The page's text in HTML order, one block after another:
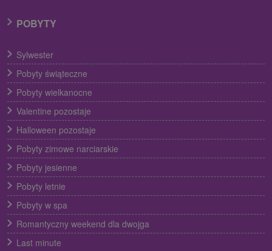
POBYTY
Sylwester
Pobyty świąteczne
Pobyty wielkanocne
Valentine pozostaje
Halloween pozostaje
Pobyty zimowe narciarskie
Pobyty jesienne
Pobyty letnie
Pobyty w spa
Romantyczny weekend dla dwojga
Last minute